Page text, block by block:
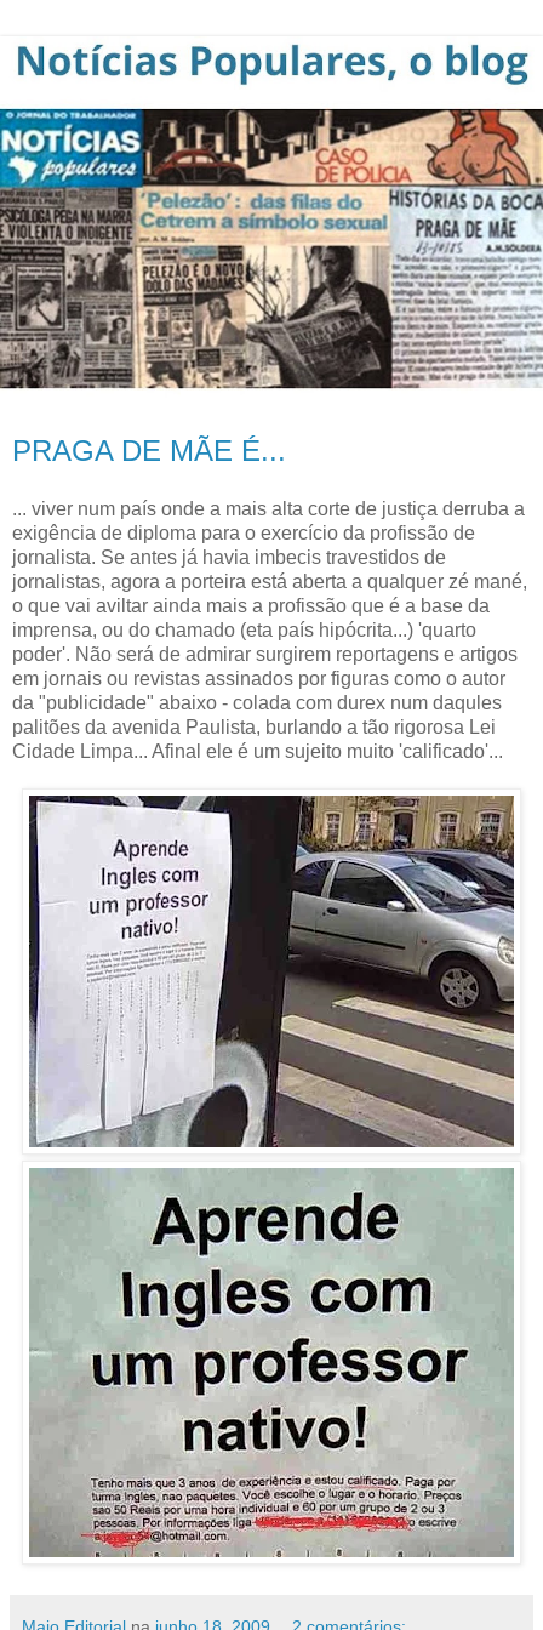
PRAGA DE MÃE É...
... viver num país onde a mais alta corte de justiça derruba a
exigência de diploma para o exercício da profissão de
jornalista. Se antes já havia imbecis travestidos de
jornalistas, agora a porteira está aberta a qualquer zé mané,
o que vai aviltar ainda mais a profissão que é a base da
imprensa, ou do chamado (eta país hipócrita...) 'quarto
poder'. Não será de admirar surgirem reportagens e artigos
em jornais ou revistas assinados por figuras como o autor
da "publicidade" abaixo - colada com durex num daqules
palitões da avenida Paulista, burlando a tão rigorosa Lei
Cidade Limpa... Afinal ele é um sujeito muito 'calificado'...